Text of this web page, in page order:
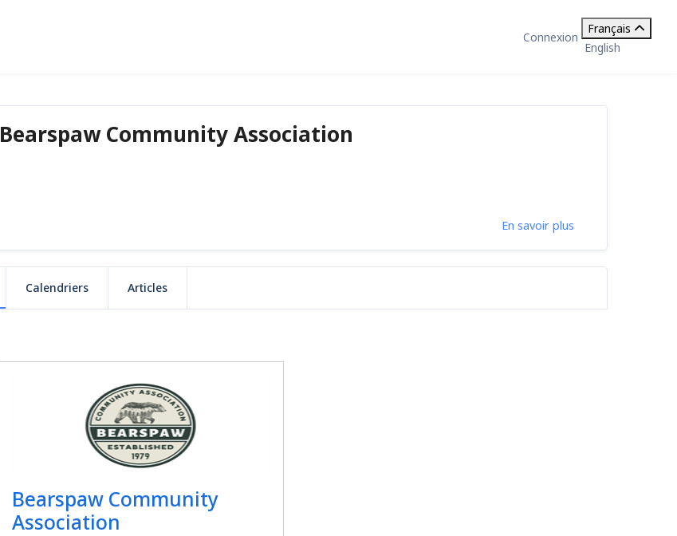
Connexion
Français
English
Bearspaw Community Association
En savoir plus
Calendriers Articles
Bearspaw Community
Association